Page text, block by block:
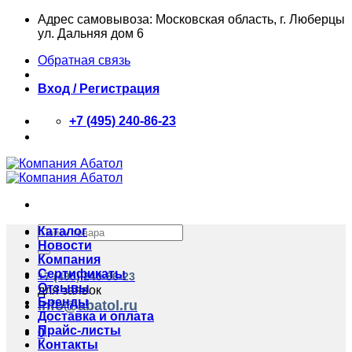
Skip
Адрес самовывоза: Московская область, г. Люберцы
ул. Дальняя дом 6
Обратная связь
Вход / Регистрация
+7 (495) 240-86-23
Искать:
+7 (495) 240-86-23
для заявок
info@abatol.ru
0
Каталог
Новости
Компания
Сертификаты
Отзывы
Бренды
Доставка и оплата
Прайс-листы
Контакты